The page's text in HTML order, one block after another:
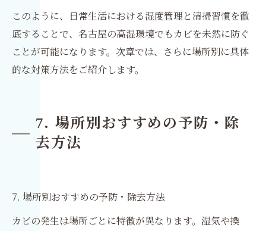
このように、日常生活における湿度管理と清掃習慣を徹
底することで、名古屋の高湿環境でもカビを未然に防ぐ
ことが可能になります。次章では、さらに場所別に具体
的な対策方法をご紹介します。
7. 場所別おすすめの予防・除
去方法
7. 場所別おすすめの予防・除去方法
カビの発生は場所ごとに特徴が異なります。湿気や換